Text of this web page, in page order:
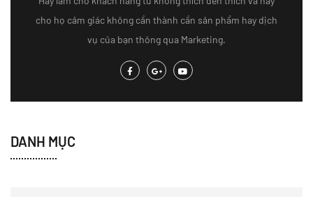
cho họ cảm giác không cần thành cần sản phẩm hay dịch
vụ của bạn thông qua Marketing.
DANH MỤC